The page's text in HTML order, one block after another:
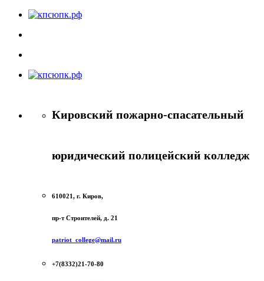
Кировский пожарно-спасательный
юридический полицейский колледж
610021, г. Киров,
пр-т Строителей, д. 21
patriot_college@mail.ru
+7(8332)21-70-80